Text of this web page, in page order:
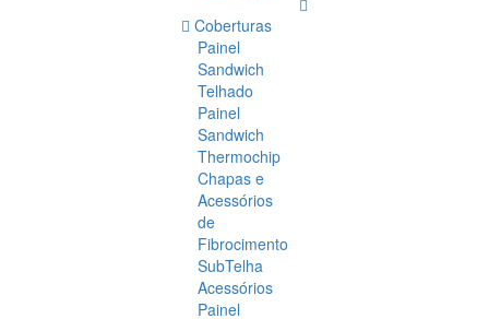
Coberturas
Painel
Sandwich
Telhado
Painel
Sandwich
Thermochip
Chapas e
Acessórios
de
Fibrocimento
SubTelha
Acessórios
Painel